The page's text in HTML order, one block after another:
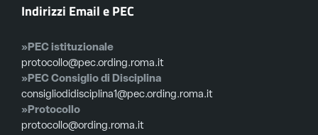
Indirizzi Email e PEC
»PEC istituzionale
protocollo@pec.ording.roma.it
»PEC Consiglio di Disciplina
consigliodidisciplina1@pec.ording.roma.it
»Protocollo
protocollo@ording.roma.it